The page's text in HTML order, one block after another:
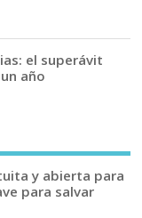
el superávit
año
y abierta para
para salvar